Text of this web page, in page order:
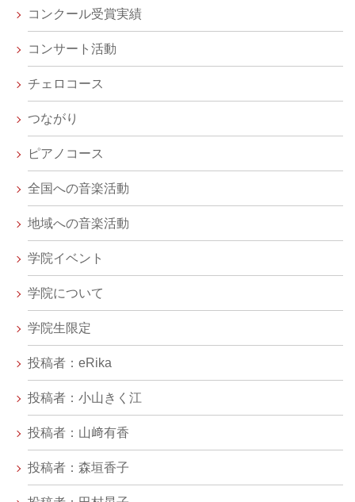
コンクール受賞実績
コンサート活動
チェロコース
つながり
ピアノコース
全国への音楽活動
地域への音楽活動
学院イベント
学院について
学院生限定
投稿者：eRika
投稿者：小山きく江
投稿者：山﨑有香
投稿者：森垣香子